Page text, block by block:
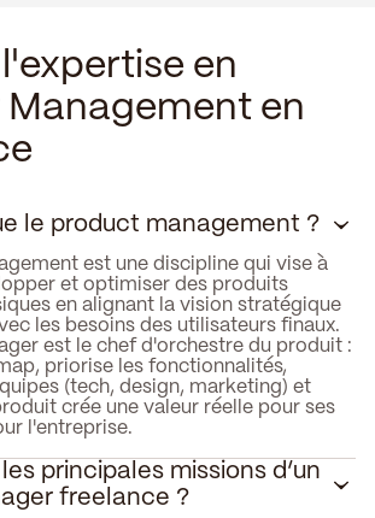
l'expertise en
Management en
le product management ?
est une discipline qui vise à
et optimiser des produits
en alignant la vision stratégique
les besoins des utilisateurs finaux.
est le chef d'orchestre du produit :
priorise les fonctionnalités,
(tech, design, marketing) et
crée une valeur réelle pour ses
l'entreprise.
principales missions d’un
freelance ?